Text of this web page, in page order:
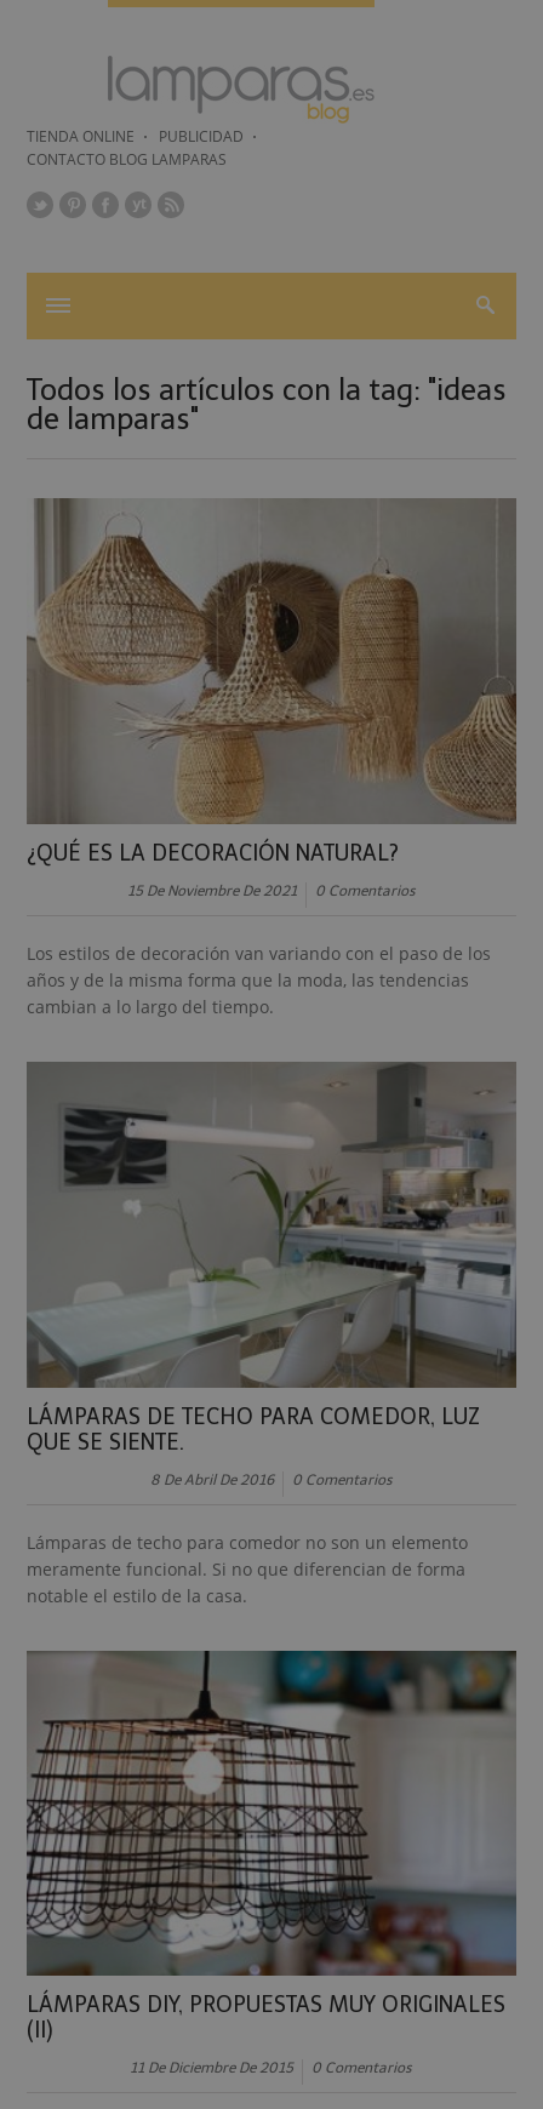
TIENDA ONLINE
PUBLICIDAD
CONTACTO BLOG LAMPARAS
Todos los artículos con la tag: "ideas
de lamparas"
¿QUÉ ES LA DECORACIÓN NATURAL?
15 De Noviembre De 2021 0 Comentarios
Los estilos de decoración van variando con el paso de los
años y de la misma forma que la moda, las tendencias
cambian a lo largo del tiempo.
LÁMPARAS DE TECHO PARA COMEDOR, LUZ
QUE SE SIENTE.
8 De Abril De 2016 0 Comentarios
Lámparas de techo para comedor no son un elemento
meramente funcional. Si no que diferencian de forma
notable el estilo de la casa.
LÁMPARAS DIY, PROPUESTAS MUY ORIGINALES
(II)
11 De Diciembre De 2015 0 Comentarios